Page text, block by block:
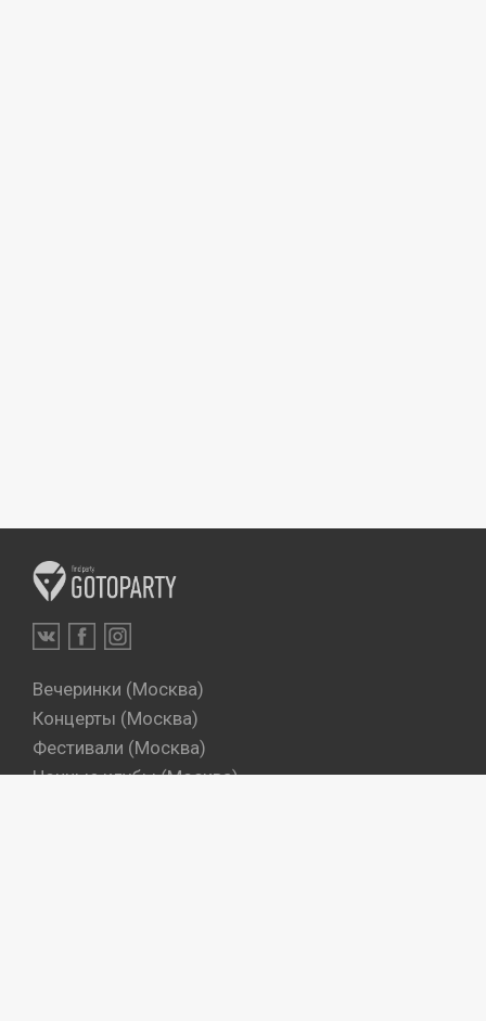
Вечеринки (Москва)
Концерты (Москва)
Фестивали (Москва)
Ночные клубы (Москва)